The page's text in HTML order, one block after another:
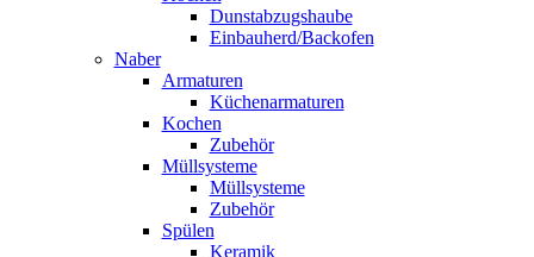
Dunstabzugshaube
Einbauherd/Backofen
Naber
Armaturen
Küchenarmaturen
Kochen
Zubehör
Müllsysteme
Müllsysteme
Zubehör
Spülen
Keramik